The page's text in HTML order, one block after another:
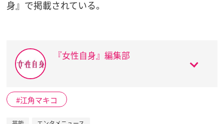
身』で掲載されている。
『女性自身』編集部
江角マキコ